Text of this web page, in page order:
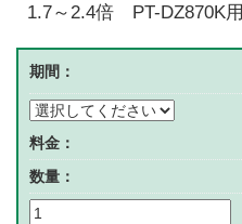
1.7～2.4倍 PT-DZ870K用
期間：
料金：
数量：